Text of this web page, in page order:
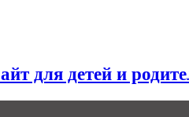
для детей и